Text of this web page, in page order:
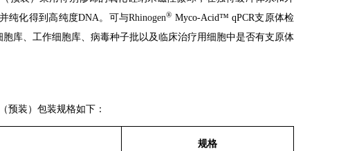
纯化得到高纯度DNA。可与Rhinogen® Myco-Acid™ qPCR支原体检
库、工作细胞库、病毒种子批以及临床治疗用细胞中是否有支原体
预装）包装规格如下：
规格